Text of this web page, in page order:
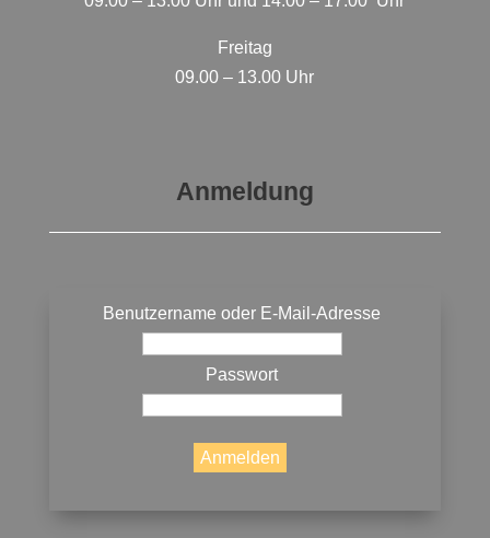
Freitag
09.00 – 13.00 Uhr
Anmeldung
Benutzername oder E-Mail-Adresse
Passwort